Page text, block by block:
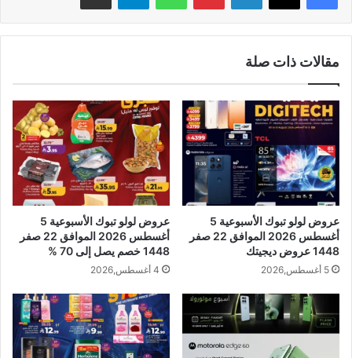
مقالات ذات صلة
عروض لولو تبوك الأسبوعية 5
أغسطس 2026 الموافق 22 صفر
1448 عروض ديجيتك
5 أغسطس,2026
عروض لولو تبوك الأسبوعية 5
أغسطس 2026 الموافق 22 صفر
1448 خصم يصل إلى 70 %
4 أغسطس,2026